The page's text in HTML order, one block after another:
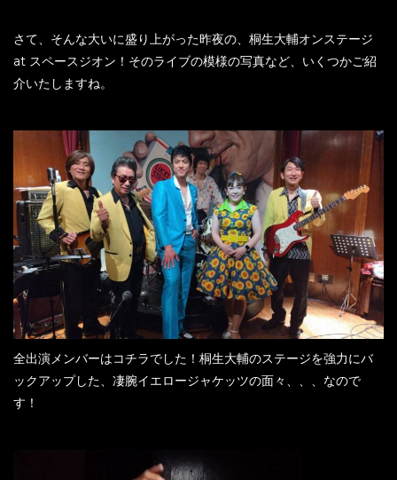
さて、そんな大いに盛り上がった昨夜の、桐生大輔オンステージ
at スペースジオン！そのライブの模様の写真など、いくつかご紹
介いたしますね。
全出演メンバーはコチラでした！桐生大輔のステージを強力にバ
ックアップした、凄腕イエロージャケッツの面々、、、なので
す！